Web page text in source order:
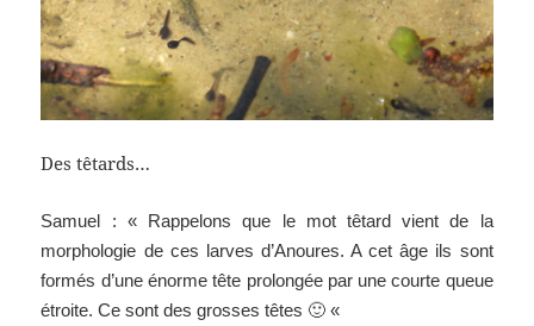
Des têtards…
Samuel : « Rappelons que le mot têtard vient de la
morphologie de ces larves d’Anoures. A cet âge ils sont
formés d’une énorme tête prolongée par une courte queue
étroite. Ce sont des grosses têtes 🙂 «